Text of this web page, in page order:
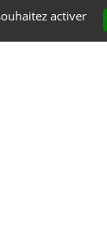
activer